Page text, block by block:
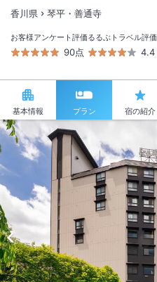
香川県 琴平・善通寺
お客様アンケート評価
90点
るるぶトラベル評価
4.4
基本情報 プラン 宿の紹介